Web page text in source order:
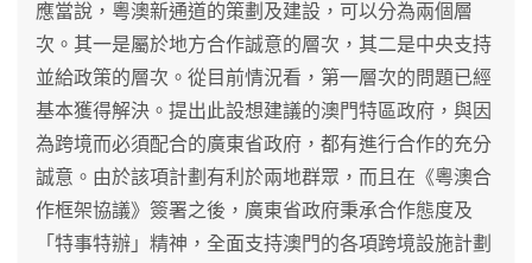
應當說，粵澳新通道的策劃及建設，可以分為兩個層
次。其一是屬於地方合作誠意的層次，其二是中央支持
並給政策的層次。從目前情況看，第一層次的問題已經
基本獲得解決。提出此設想建議的澳門特區政府，與因
為跨境而必須配合的廣東省政府，都有進行合作的充分
誠意。由於該項計劃有利於兩地群眾，而且在《粵澳合
作框架協議》簽署之後，廣東省政府秉承合作態度及
「特事特辦」精神，全面支持澳門的各項跨境設施計劃